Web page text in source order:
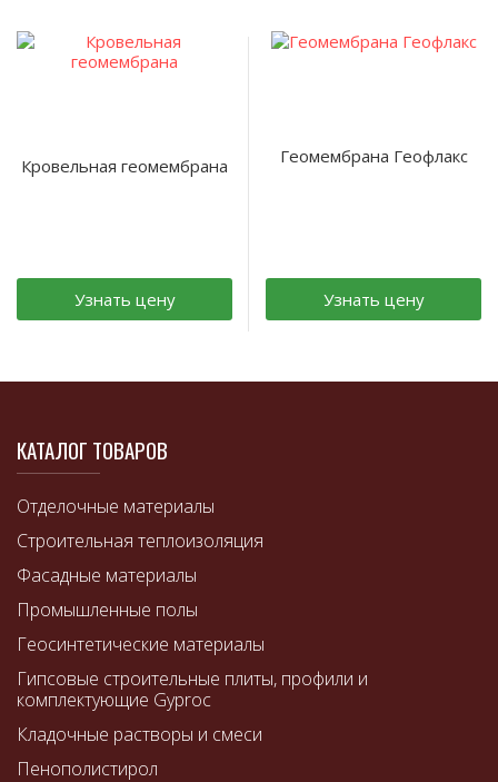
Кровельная геомембрана
Узнать цену
Геомембрана Геофлакс
Узнать цену
КАТАЛОГ ТОВАРОВ
Отделочные материалы
Строительная теплоизоляция
Фасадные материалы
Промышленные полы
Геосинтетические материалы
Гипсовые строительные плиты, профили и
комплектующие Gyproc
Кладочные растворы и смеси
Пенополистирол